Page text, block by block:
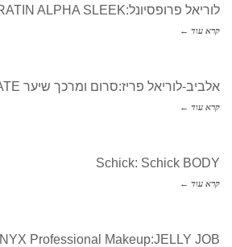
לוריאל פרופסיונל:KERATIN ALPHA SLEEK
קרא עוד ←
אלביב-לוריאל פריז:סרום ומרכך שיער ULTIMATE
קרא עוד ←
Schick: Schick BODY
קרא עוד ←
NYX Professional Makeup:JELLY JOB